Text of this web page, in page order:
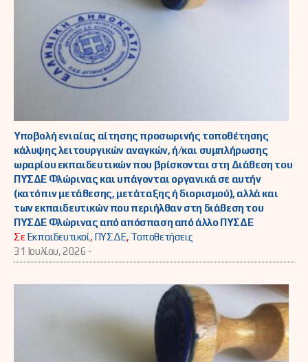
Υποβολή ενιαίας αίτησης προσωρινής τοποθέτησης
κάλυψης λειτουργικών αναγκών, ή/και συμπλήρωσης
ωραρίου εκπαιδευτικών που βρίσκονται στη Διάθεση του
ΠΥΣΔΕ Φλώρινας και υπάγονται οργανικά σε αυτήν
(κατόπιν μετάθεσης, μετάταξης ή διορισμού), αλλά και
των εκπαιδευτικών που περιήλθαν στη διάθεση του
ΠΥΣΔΕ Φλώρινας από απόσπαση από άλλο ΠΥΣΔΕ
ΣεΕκπαιδευτικοί, ΠΥΣΔΕ, Τοποθετήσεις
31 Ιουλίου, 2026 -